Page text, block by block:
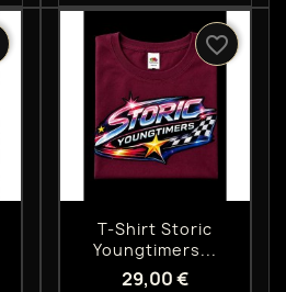
Aperçu rapide
T-Shirt Storic
Youngtimers...
29,00 €
favorite_border